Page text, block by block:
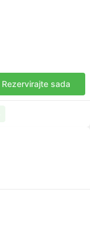
Rezervirajte sada